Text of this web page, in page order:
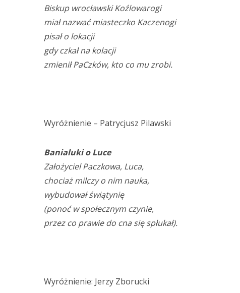
Biskup wrocławski Koźlowarogi
miał nazwać miasteczko Kaczenogi
pisał o lokacji
gdy czkał na kolacji
zmienił PaCzków, kto co mu zrobi.
Wyróżnienie – Patrycjusz Pilawski
Banialuki o Luce
Założyciel Paczkowa, Luca,
chociaż milczy o nim nauka,
wybudował świątynię
(ponoć w społecznym czynie,
przez co prawie do cna się spłukał).
Wyróżnienie: Jerzy Zborucki